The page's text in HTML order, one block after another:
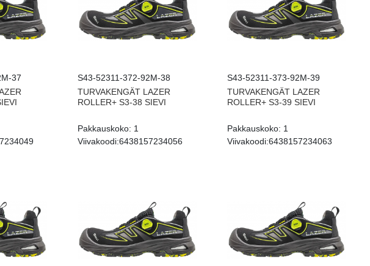
37
S43-52311-372-92M-38
TURVAKENGÄT LAZER
ROLLER+ S3-38 SIEVI
Pakkauskoko: 1
Viivakoodi:6438157234056
S43-52311-373-92M-39
TURVAKENGÄT LAZER
ROLLER+ S3-39 SIEVI
Pakkauskoko: 1
Viivakoodi:6438157234063